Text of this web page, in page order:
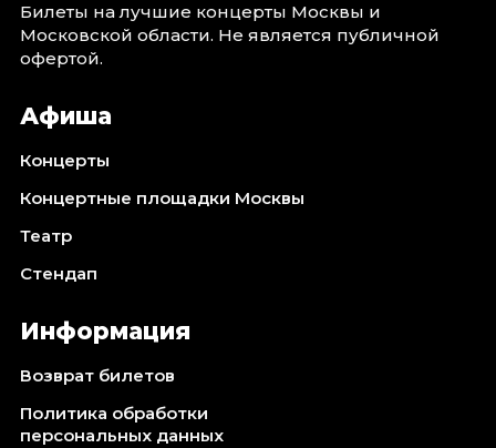
Билеты на лучшие концерты Москвы и
Московской области. Не является публичной
офертой.
Афиша
Концерты
Концертные площадки Москвы
Театр
Стендап
Информация
Возврат билетов
Политика обработки
персональных данных